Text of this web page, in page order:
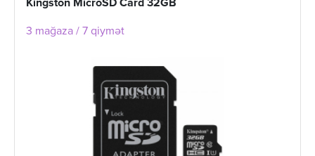
Kingston MicroSD Card 32GB
3 mağaza / 7 qiymət